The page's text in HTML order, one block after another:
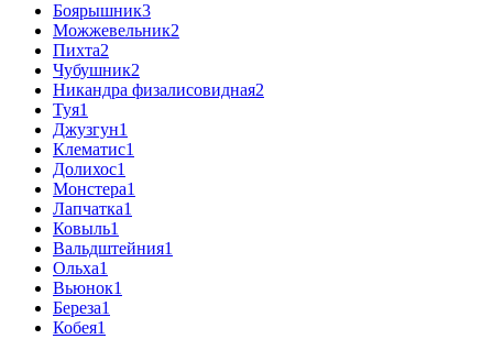
Боярышник3
Можжевельник2
Пихта2
Чубушник2
Никандра физалисовидная2
Туя1
Джузгун1
Клематис1
Долихос1
Монстера1
Лапчатка1
Ковыль1
Вальдштейния1
Ольха1
Вьюнок1
Береза1
Кобея1